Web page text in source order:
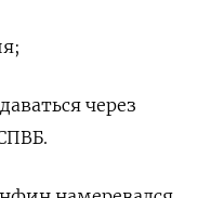
через